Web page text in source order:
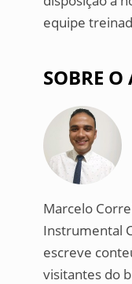
equipe
SOBRE
Marcelo
Instrumental
escreve
visitantes do